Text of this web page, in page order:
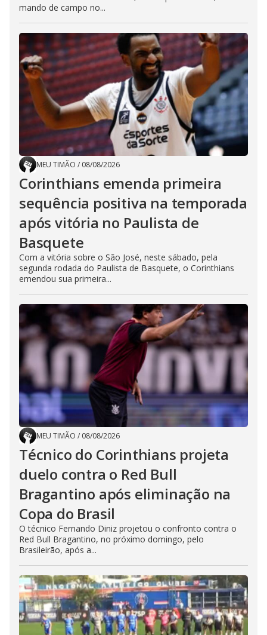
mando de campo no...
MEU TIMÃO / 08/08/2026
Corinthians emenda primeira
sequência positiva na temporada
após vitória no Paulista de
Basquete
Com a vitória sobre o São José, neste sábado, pela
segunda rodada do Paulista de Basquete, o Corinthians
emendou sua primeira...
MEU TIMÃO / 08/08/2026
Técnico do Corinthians projeta
duelo contra o Red Bull
Bragantino após eliminação na
Copa do Brasil
O técnico Fernando Diniz projetou o confronto contra o
Red Bull Bragantino, no próximo domingo, pelo
Brasileirão, após a...